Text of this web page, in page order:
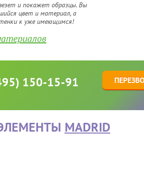
и покажет образцы. Вы
цвет и материал, а
к уже имеющимся!
150-15-91
MADRID